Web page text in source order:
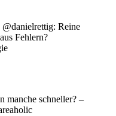
Reine
Fehlern?
manche schneller? –